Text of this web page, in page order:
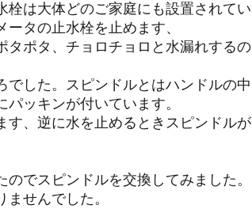
は大体どのご家庭にも設置されてい
タの止水栓を止めます、
タポタ、チョロチョロと水漏れするの
でした。スピンドルとはハンドルの中
ッキンが付いています。
す、逆に水を止めるときスピンドルが
でスピンドルを交換してみました。
せんでした。